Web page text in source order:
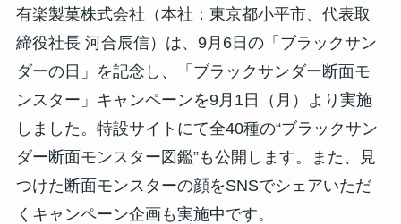
有楽製菓株式会社（本社：東京都小平市、代表取
締役社長 河合辰信）は、9月6日の「ブラックサン
ダーの日」を記念し、「ブラックサンダー断面モ
ンスター」キャンペーンを9月1日（月）より実施
しました。特設サイトにて全40種の“ブラックサン
ダー断面モンスター図鑑”も公開します。また、見
つけた断面モンスターの顔をSNSでシェアいただ
くキャンペーン企画も実施中です。